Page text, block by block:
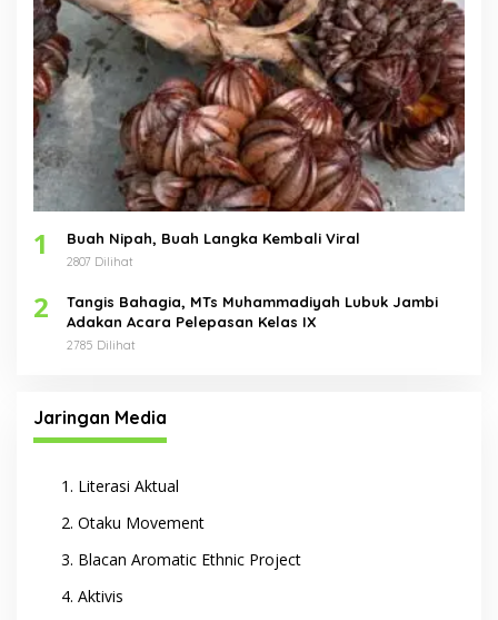
1 Buah Nipah, Buah Langka Kembali Viral
2807 Dilihat
2
Tangis Bahagia, MTs Muhammadiyah Lubuk Jambi
Adakan Acara Pelepasan Kelas IX
2785 Dilihat
Jaringan Media
Literasi Aktual
Otaku Movement
Blacan Aromatic Ethnic Project
Aktivis